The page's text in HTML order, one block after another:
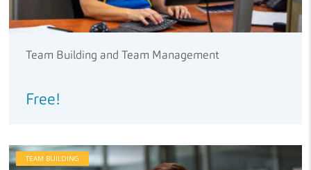
Team Building and Team Management
Free!
TEAM BUILDING